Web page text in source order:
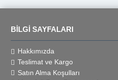
BILGI SAYFALARI
Hakkımızda
Teslimat ve Kargo
Satın Alma Koşulları